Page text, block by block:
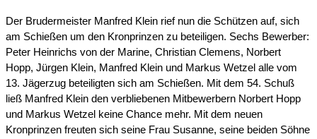
Der Brudermeister Manfred Klein rief nun die Schützen auf, sich
am Schießen um den Kronprinzen zu beteiligen. Sechs Bewerber:
Peter Heinrichs von der Marine, Christian Clemens, Norbert
Hopp, Jürgen Klein, Manfred Klein und Markus Wetzel alle vom
13. Jägerzug beteiligten sich am Schießen. Mit dem 54. Schuß
ließ Manfred Klein den verbliebenen Mitbewerbern Norbert Hopp
und Markus Wetzel keine Chance mehr. Mit dem neuen
Kronprinzen freuten sich seine Frau Susanne, seine beiden Söhne